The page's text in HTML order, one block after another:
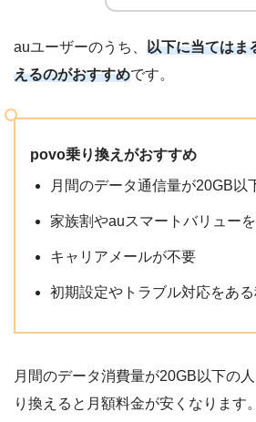
auユーザーのうち、 以下に当てはま
えるのがおすすめです。
povo乗り換えがおすすめ
月間のデータ通信量が20GB以
家族割やauスマートバリュー
キャリアメールが不要
初期設定やトラブル対応をあ
月間のデータ消費量が20GB以下の
り換えると月額料金が安くなります